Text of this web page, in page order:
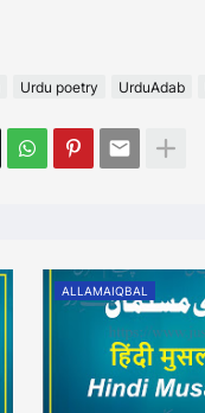
Urdu poetry UrduAdab
ALLAMAIQBAL